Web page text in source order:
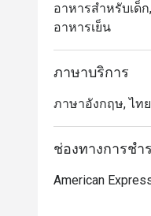
แนะนำสำหรับค
แนะนำสำหรับนัก
เยี่ยมที่สุดแห่งห
ระบบ
การจองผ่านแอป
อาหารสำหรับเด็
อาหารเย็น
ภาษาบริการ
ภาษาอังกฤษ, ไทย
ช่องทางการชำ
American